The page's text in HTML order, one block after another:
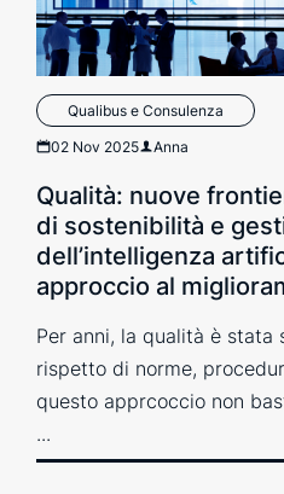
Qualibus e Consulenza
02 Nov 2025 Anna
Qualità: nuove
di sostenibilità e
dell’intelligenza
approccio al
Per anni, la qualità è stata
rispetto di norme,
questo apprcoccio non
...